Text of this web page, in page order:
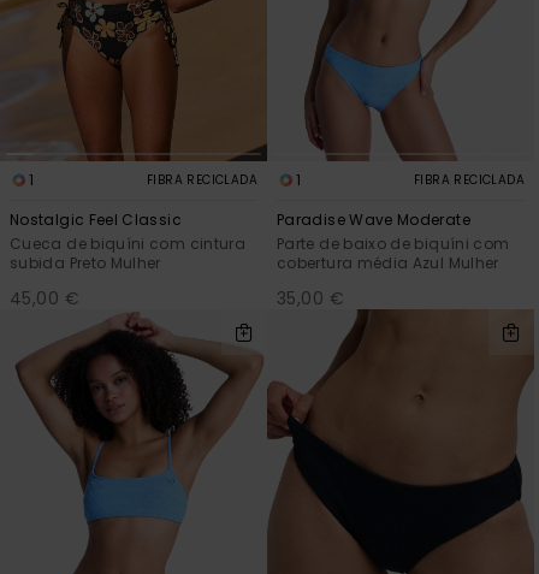
1 FIBRA RECICLADA
Nostalgic Feel Classic
Cueca de biquíni com cintura
subida Preto Mulher
45,00 €
1 FIBRA RECICLADA
Paradise Wave Moderate
Parte de baixo de biquíni com
cobertura média Azul Mulher
35,00 €